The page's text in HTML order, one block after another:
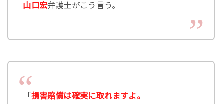
山口宏弁護士がこう言う。
「損害賠償は確実に取れますよ。